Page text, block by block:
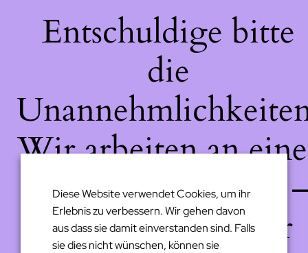
Entschuldige bitte
die
Wir arbeiten an
großartigen Sache
schau bald wieder
Diese Website verwendet Cookies, um ihr
Erlebnis zu verbessern. Wir gehen davon
aus dass sie damit einverstanden sind. Falls
sie dies nicht wünschen, können sie